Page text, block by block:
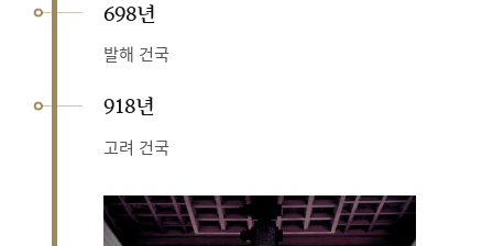
698년
발해 건국
918년
고려 건국